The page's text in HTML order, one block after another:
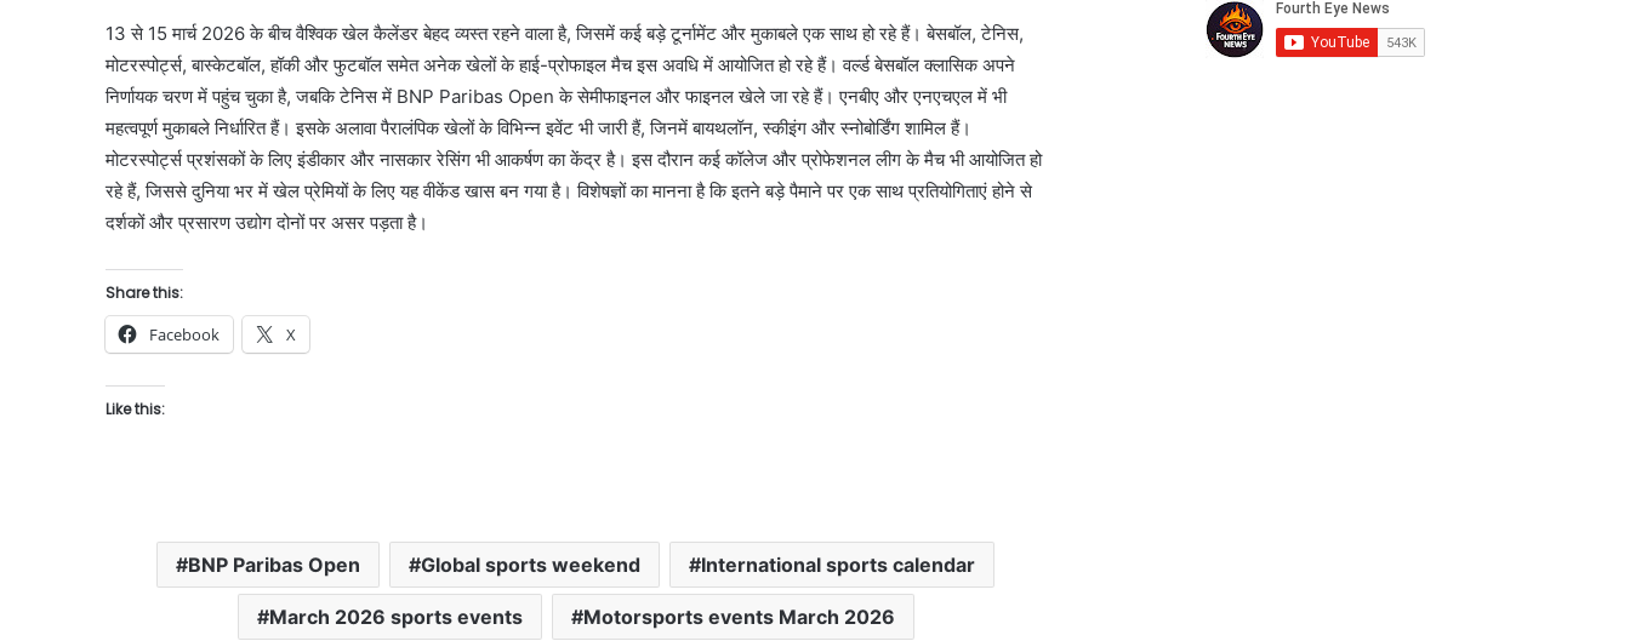
13 से 15 मार्च 2026 के बीच वैश्विक खेल कैलेंडर बेहद व्यस्त रहने वाला है, जिसमें कई बड़े टूर्नामेंट और मुकाबले एक साथ हो रहे हैं। बेसबॉल, टेनिस,
मोटरस्पोर्ट्स, बास्केटबॉल, हॉकी और फुटबॉल समेत अनेक खेलों के हाई-प्रोफाइल मैच इस अवधि में आयोजित हो रहे हैं। वर्ल्ड बेसबॉल क्लासिक अपने
निर्णायक चरण में पहुंच चुका है, जबकि टेनिस में BNP Paribas Open के सेमीफाइनल और फाइनल खेले जा रहे हैं। एनबीए और एनएचएल में भी
महत्वपूर्ण मुकाबले निर्धारित हैं। इसके अलावा पैरालंपिक खेलों के विभिन्न इवेंट भी जारी हैं, जिनमें बायथलॉन, स्कीइंग और स्नोबोर्डिंग शामिल हैं।
मोटरस्पोर्ट्स प्रशंसकों के लिए इंडीकार और नासकार रेसिंग भी आकर्षण का केंद्र है। इस दौरान कई कॉलेज और प्रोफेशनल लीग के मैच भी आयोजित हो
रहे हैं, जिससे दुनिया भर में खेल प्रेमियों के लिए यह वीकेंड खास बन गया है। विशेषज्ञों का मानना है कि इतने बड़े पैमाने पर एक साथ प्रतियोगिताएं होने से
दर्शकों और प्रसारण उद्योग दोनों पर असर पड़ता है।
Share this:
Facebook X
Like this:
BNP Paribas Open Global sports weekend International sports calendar
March 2026 sports events Motorsports events March 2026